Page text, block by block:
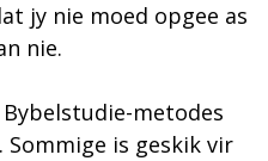
jy nie moed opgee as
nie.
metodes
Sommige is geskik vir